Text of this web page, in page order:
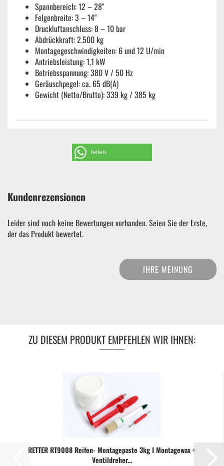
Spannbereich: 12 – 28"
Felgenbreite: 3 – 14"
Druckluftanschluss: 8 – 10 bar
Abdrückkraft: 2.500 kg
Montagegeschwindigkeiten: 6 und 12 U/min
Antriebsleistung: 1,1 kW
Betriebsspannung: 380 V / 50 Hz
Geräuschpegel: ca. 65 dB(A)
Gewicht (Netto/Brutto): 339 kg / 385 kg
teilen
Kundenrezensionen
Leider sind noch keine Bewertungen vorhanden. Seien Sie der Erste,
der das Produkt bewertet.
IHRE MEINUNG
ZU DIESEM PRODUKT EMPFEHLEN WIR IHNEN:
RETTER RT9008 Reifen- Montagepaste 3kg I Montagewax +
Ventildreher...